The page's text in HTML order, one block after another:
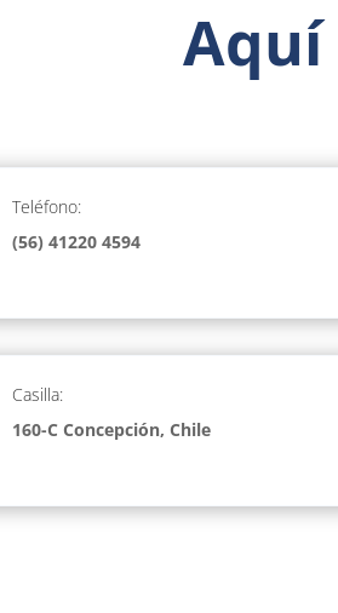
Aquí
Teléfono:
(56) 41220 4594
Casilla:
160-C Concepción, Chile